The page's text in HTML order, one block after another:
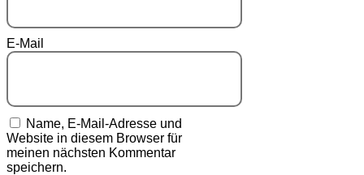
E-Mail
Name, E-Mail-Adresse und
Website in diesem Browser für
meinen nächsten Kommentar
speichern.